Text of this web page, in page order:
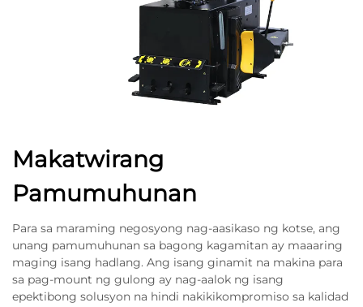
Makatwirang
Pamumuhunan
Para sa maraming negosyong nag-aasikaso ng kotse, ang
unang pamumuhunan sa bagong kagamitan ay maaaring
maging isang hadlang. Ang isang ginamit na makina para
sa pag-mount ng gulong ay nag-aalok ng isang
epektibong solusyon na hindi nakikikompromiso sa kalidad